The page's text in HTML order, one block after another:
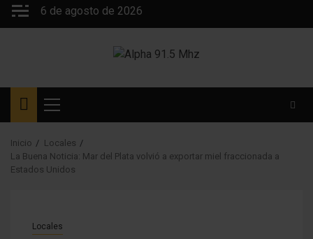
Saltar
6 de agosto de 2026
Menú
principal
Inicio
Locales
La Buena Noticia: Mar del Plata volvió a exportar miel fraccionada a
Estados Unidos
Locales